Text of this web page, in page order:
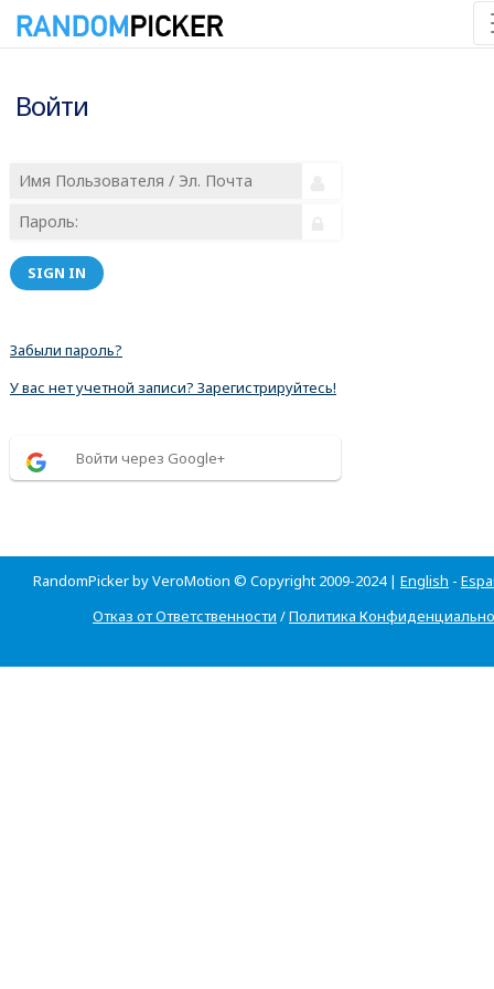
Войти
SIGN IN
Забыли пароль?
У вас нет учетной записи? Зарегистрируйтесь!
Войти через Google+
RandomPicker by VeroMotion © Copyright 2009-2024 | English -
Отказ от Ответственности /Политика